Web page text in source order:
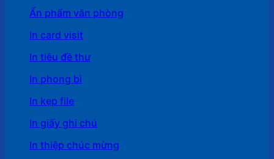
Ấn phẩm văn phòng
In card visit
In tiêu đề thư
In phong bì
In kẹp file
In giấy ghi chú
In thiệp chúc mừng